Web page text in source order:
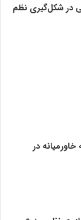
در شکل‌گیری نظم
در